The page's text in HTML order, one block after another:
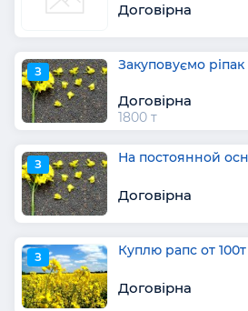
Договірна
З Закуповуємо
Договірна
1800 т
З На постоянной
Договірна
З Куплю рапс от 100т
Договірна